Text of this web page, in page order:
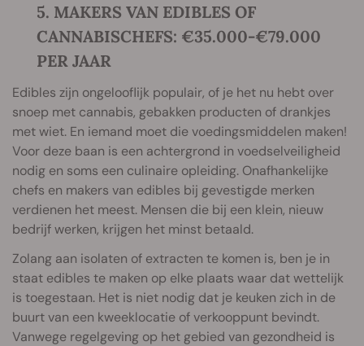
5. MAKERS VAN EDIBLES OF
CANNABISCHEFS: €35.000-€79.000
PER JAAR
Edibles zijn ongelooflijk populair, of je het nu hebt over
snoep met cannabis, gebakken producten of drankjes
met wiet. En iemand moet die voedingsmiddelen maken!
Voor deze baan is een achtergrond in voedselveiligheid
nodig en soms een culinaire opleiding. Onafhankelijke
chefs en makers van edibles bij gevestigde merken
verdienen het meest. Mensen die bij een klein, nieuw
bedrijf werken, krijgen het minst betaald.
Zolang aan isolaten of extracten te komen is, ben je in
staat edibles te maken op elke plaats waar dat wettelijk
is toegestaan. Het is niet nodig dat je keuken zich in de
buurt van een kweeklocatie of verkooppunt bevindt.
Vanwege regelgeving op het gebied van gezondheid is